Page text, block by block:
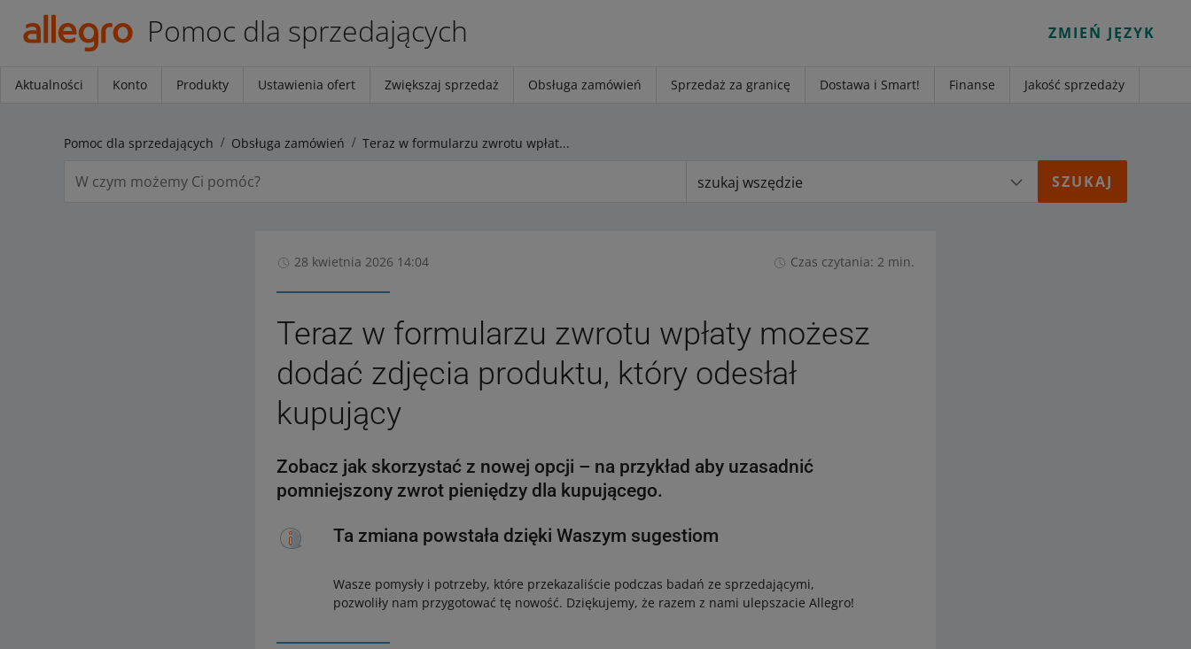
Pomoc dla sprzedających ZMIEŃ JĘZYK
Aktualności Konto Produkty Ustawienia ofert Zwiększaj sprzedaż Obsługa zamówień Sprzedaż za granicę Dostawa i Smart! Finanse Jakość sprzedaży
Pomoc dla sprzedających Obsługa zamówień Teraz w formularzu zwrotu wpłaty możesz dodać zdjęcia produktu, który odesłał kupujący
szukaj wszędzie
28 kwietnia 2026 14:04 Czas czytania: 2 min.
Teraz w formularzu zwrotu wpłaty możesz
dodać zdjęcia produktu, który odesłał
kupujący
Zobacz jak skorzystać z nowej opcji – na przykład aby uzasadnić
pomniejszony zwrot pieniędzy dla kupującego.
Ta zmiana powstała dzięki Waszym sugestiom
Wasze pomysły i potrzeby, które przekazaliście podczas badań ze sprzedającymi,
pozwoliły nam przygotować tę nowość. Dziękujemy, że razem z nami ulepszacie Allegro!